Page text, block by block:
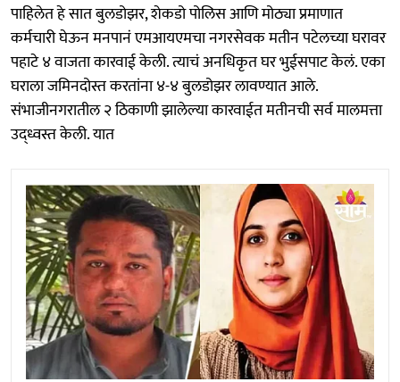
पाहिलेत हे सात बुलडोझर, शेकडो पोलिस आणि मोठ्या प्रमाणात
कर्मचारी घेऊन मनपानं एमआयएमचा नगरसेवक मतीन पटेलच्या घरावर
पहाटे ४ वाजता कारवाई केली. त्याचं अनधिकृत घर भुईसपाट केलं. एका
घराला जमिनदोस्त करतांना ४-४ बुलडोझर लावण्यात आले.
संभाजीनगरातील २ ठिकाणी झालेल्या कारवाईत मतीनची सर्व मालमत्ता
उद्ध्वस्त केली. यात